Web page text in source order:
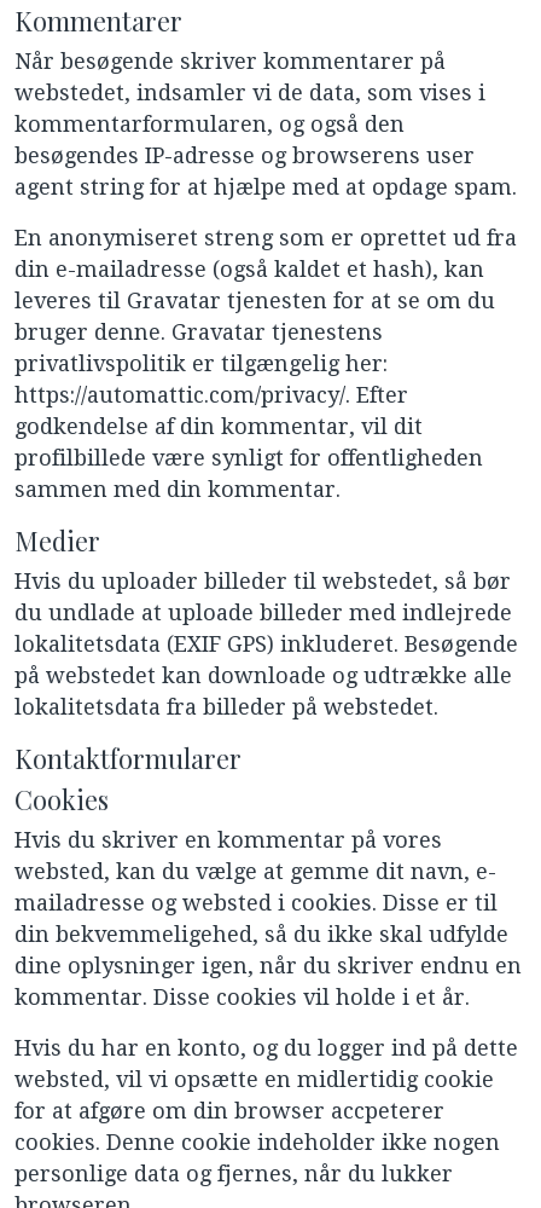
Kommentarer
Når besøgende skriver kommentarer på
webstedet, indsamler vi de data, som vises i
kommentarformularen, og også den
besøgendes IP-adresse og browserens user
agent string for at hjælpe med at opdage spam.
En anonymiseret streng som er oprettet ud fra
din e-mailadresse (også kaldet et hash), kan
leveres til Gravatar tjenesten for at se om du
bruger denne. Gravatar tjenestens
privatlivspolitik er tilgængelig her:
https://automattic.com/privacy/. Efter
godkendelse af din kommentar, vil dit
profilbillede være synligt for offentligheden
sammen med din kommentar.
Medier
Hvis du uploader billeder til webstedet, så bør
du undlade at uploade billeder med indlejrede
lokalitetsdata (EXIF GPS) inkluderet. Besøgende
på webstedet kan downloade og udtrække alle
lokalitetsdata fra billeder på webstedet.
Kontaktformularer
Cookies
Hvis du skriver en kommentar på vores
websted, kan du vælge at gemme dit navn, e-
mailadresse og websted i cookies. Disse er til
din bekvemmeligehed, så du ikke skal udfylde
dine oplysninger igen, når du skriver endnu en
kommentar. Disse cookies vil holde i et år.
Hvis du har en konto, og du logger ind på dette
websted, vil vi opsætte en midlertidig cookie
for at afgøre om din browser accpeterer
cookies. Denne cookie indeholder ikke nogen
personlige data og fjernes, når du lukker